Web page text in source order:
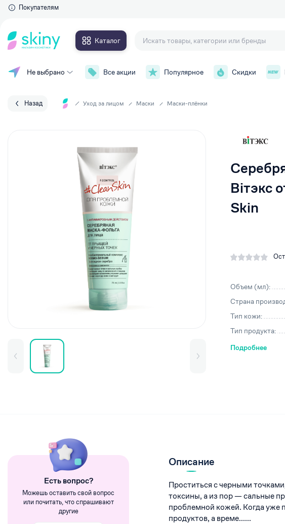
Покупателям
Каталог
Не выбрано Все акции Популярное Скидки
Назад Уход за лицом Маски Маски-плёнки
Biтэкс
Skin
Объем (мл):
Страна
Тип кожи:
Тип продукта:
Подробнее
Eсть вопрос?
Можешь оставить свой вопрос
или почитать, что спрашивают
другие
Описание
Проститься с черными
токсины, а из пор — сальные
проблемной кожей. Когда уже
продуктов, а време......
Макияж
Уход за лицом
Для глаз
Тени для век
Сыворотки для ресниц и бровей
Для губ
Губные помады
Блески для губ
Карандаши для губ
Для бровей
Тушь для бровей
Карандаши и лайнеры для бровей
Набор для бровей